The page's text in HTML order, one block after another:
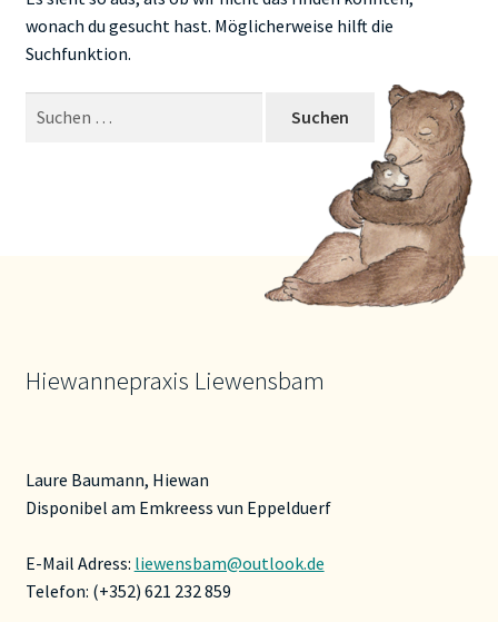
Kontakt
wonach du gesucht hast. Möglicherweise hilft die
Suchfunktion.
Hiewannepraxis Liewensbam
Laure Baumann, Hiewan
Disponibel am Emkreess vun Eppelduerf
E-Mail Adress: liewensbam@outlook.de
Telefon: (+352) 621 232 859